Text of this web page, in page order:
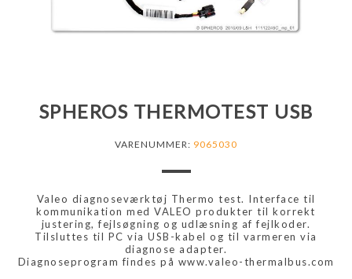
SPHEROS THERMOTEST USB
VARENUMMER: 9065030
Valeo diagnoseværktøj Thermo test. Interface til
kommunikation med VALEO produkter til korrekt
justering, fejlsøgning og udlæsning af fejlkoder.
Tilsluttes til PC via USB-kabel og til varmeren via
diagnose adapter.
Diagnoseprogram findes på www.valeo-thermalbus.com